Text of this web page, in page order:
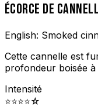
ÉCORCE DE
English: Smoked
Cette cannelle est
profondeur boisée à
Intensité
⭐⭐⭐⭐☆